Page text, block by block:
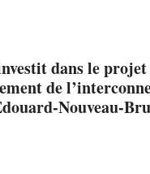
dans le projet
de
Nouveau-